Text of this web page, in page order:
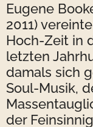
Eugene
2011)
Hoch-Zeit in
letzten
damals sich
Soul-Musik,
der